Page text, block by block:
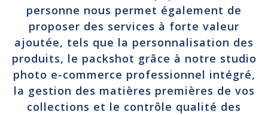
personne nous permet également de
proposer des services à forte valeur
ajoutée, tels que la personnalisation des
produits, le packshot grâce à notre studio
photo e-commerce professionnel intégré,
la gestion des matières premières de vos
collections et le contrôle qualité des